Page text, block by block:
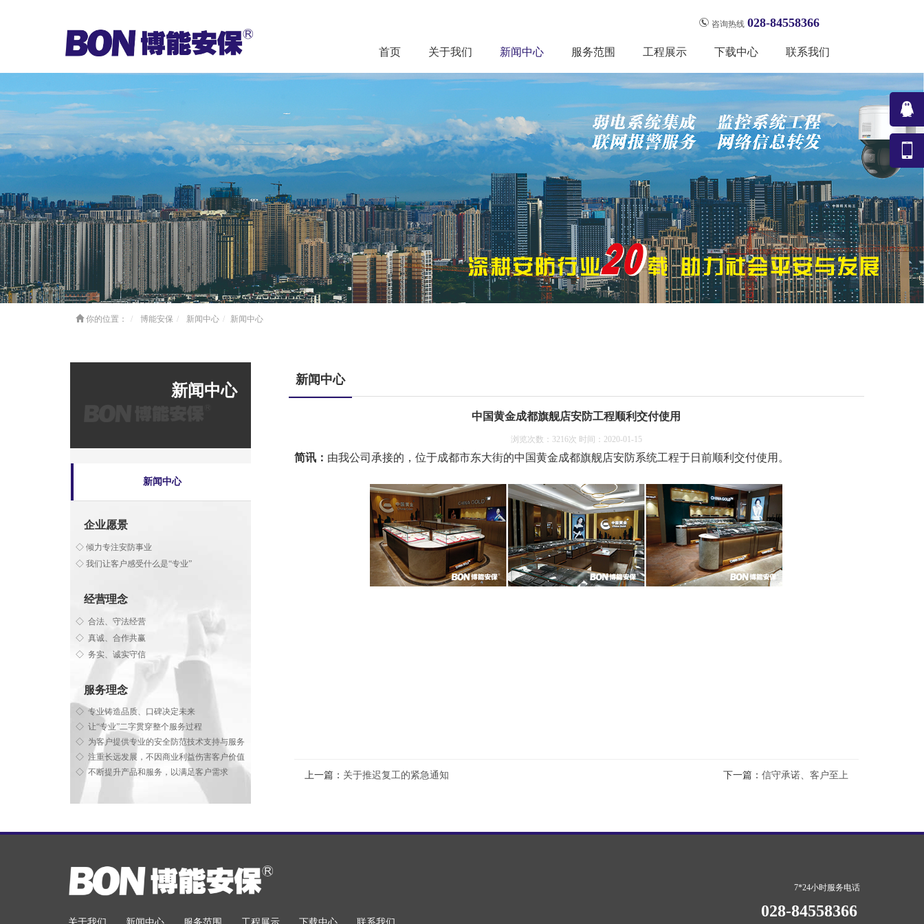
咨询热线 028-84558366
首页 关于我们 新闻中心 服务范围 工程展示 下载中心 联系我们
你的位置： 博能安保 新闻中心 新闻中心
新闻中心
新闻中心
企业愿景
◇ 倾力专注安防事业
◇ 我们让客户感受什么是“专业”
经营理念
◇ 合法、守法经营
◇ 真诚、合作共赢
◇ 务实、诚实守信
服务理念
◇ 专业铸造品质、口碑决定未来
◇ 让“专业”二字贯穿整个服务过程
◇ 为客户提供专业的安全防范技术支持与服务
◇ 注重长远发展，不因商业利益伤害客户价值
◇ 不断提升产品和服务，以满足客户需求
新闻中心
中国黄金成都旗舰店安防工程顺利交付使用
浏览次数：3216次 时间：2020-01-15
简讯： 由我公司承接的，位于成都市东大街的中国黄金成都旗舰店安防系统工程于日前顺利交付使用。
上一篇： 关于推迟复工的紧急通知 下一篇： 信守承诺、客户至上
7*24小时服务电话
028-84558366